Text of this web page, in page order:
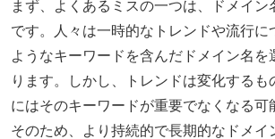
まず、よくあるミスの一つは、ドメイン
です。人々は一時的なトレンドや流行に
ようなキーワードを含んだドメイン名を
ります。しかし、トレンドは変化するも
にはそのキーワードが重要でなくなる可
そのため、より持続的で長期的なドメイ